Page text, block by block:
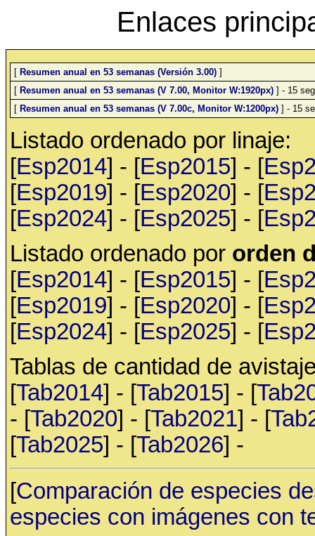
Enlaces
[ Resumen anual en 53 semanas (Versión 3.00) ]
[ Resumen anual en 53 semanas (V 7.00, Monitor W:1920px) ] - 15
[ Resumen anual en 53 semanas (V 7.00c, Monitor W:1200px) ] - 15
Listado ordenado por linaje:
[Esp2014] - [Esp2015] - [
[Esp2019] - [Esp2020] - [
[Esp2024] - [Esp2025] - [
Listado ordenado por orden
[Esp2014] - [Esp2015] - [
[Esp2019] - [Esp2020] - [
[Esp2024] - [Esp2025] - [
Tablas de cantidad de
[Tab2014] - [Tab2015] - [
- [Tab2020] - [Tab2021] - [
[Tab2025] - [Tab2026] -
[Comparación de especies
especies con imágenes con